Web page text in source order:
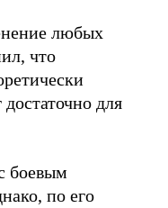
любых
что
для
боевым
по его